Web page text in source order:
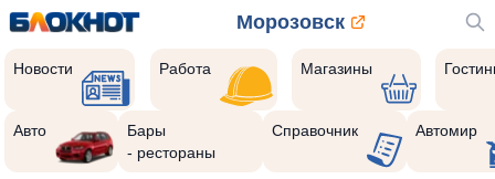
Морозовск
Новости Работа Магазины
Авто
Бары
- рестораны
Справочник Автомир